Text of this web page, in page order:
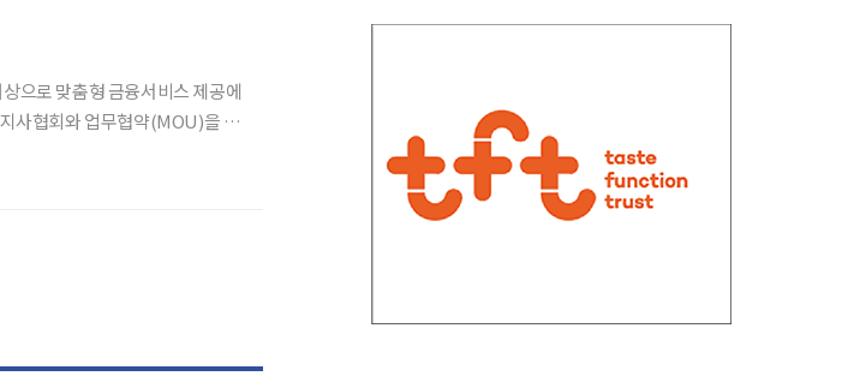
으로 맞춤형 금융서비스 제공에